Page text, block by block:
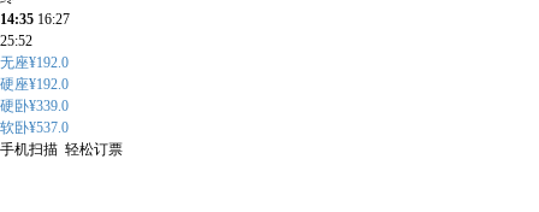
14:35 16:27
25:52
无座¥192.0
硬座¥192.0
硬卧¥339.0
软卧¥537.0
手机扫描 轻松订票